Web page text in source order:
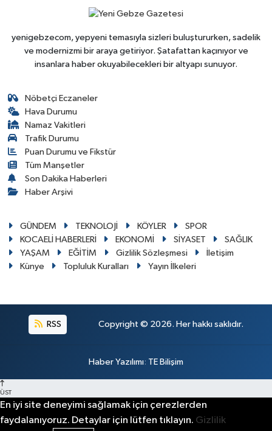
yenigebzecom, yepyeni temasıyla sizleri buluştururken, sadelik
ve modernizmi bir araya getiriyor. Şatafattan kaçınıyor ve
insanlara haber okuyabilecekleri bir altyapı sunuyor.
Nöbetçi Eczaneler
Hava Durumu
Namaz Vakitleri
Trafik Durumu
Puan Durumu ve Fikstür
Tüm Manşetler
Son Dakika Haberleri
Haber Arşivi
GÜNDEM TEKNOLOJİ KÖYLER
SPOR
KOCAELİ HABERLERİ
EKONOMİ SİYASET
SAĞLIK
YAŞAM
EĞİTİM Gizlilik Sözleşmesi
İletişim
Künye
Topluluk Kuralları Yayın İlkeleri
RSS Copyright © 2026. Her hakkı saklıdır.
Haber Yazılımı: TE Bilişim
ÜST
En iyi site deneyimi sağlamak için çerezlerden
faydalanıyoruz. Detaylar için lütfen tıklayın. Gizlilik